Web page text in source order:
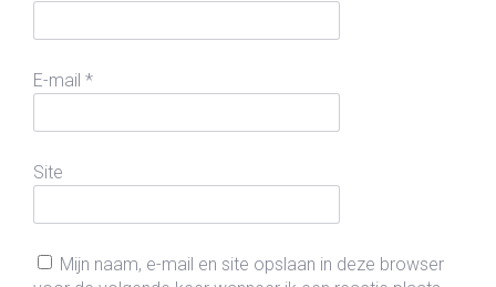
E-mail *
Site
Mijn naam, e-mail en site opslaan in deze browser